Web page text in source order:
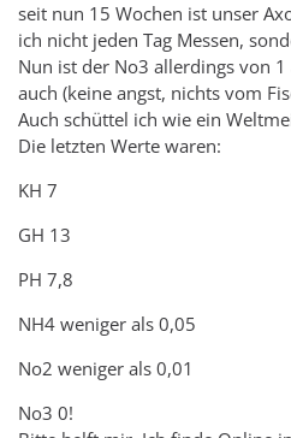
seit nun 15 Wochen ist unser
ich nicht jeden Tag Messen,
Nun ist der No3 allerdings von
auch (keine angst, nichts vom
Auch schüttel ich wie ein
Die letzten Werte waren:
KH 7
GH 13
PH 7,8
NH4 weniger als 0,05
No2 weniger als 0,01
No3 0!